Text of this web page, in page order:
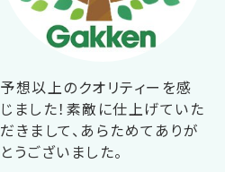
予想以上のクオリティーを感
じました！素敵に仕上げていた
だきまして、あらためてありが
とうございました。